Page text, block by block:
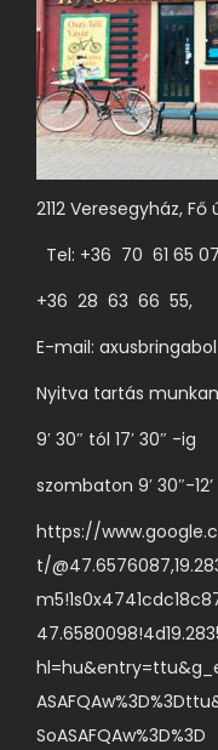
2112 Veresegyház, Fő
Tel: +36 70 61 65
+36 28 63 66 55,
E-mail:
Nyitva tartás
9′ 30″ tól 17′ 30″ -ig
szombaton 9′ 30″-12’
https://
t/
SoASAFQAw%3D%3D